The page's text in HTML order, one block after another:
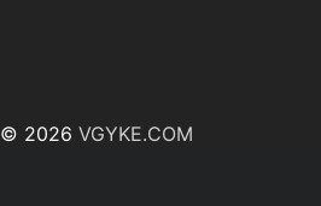
© 2026 VGYKE.COM